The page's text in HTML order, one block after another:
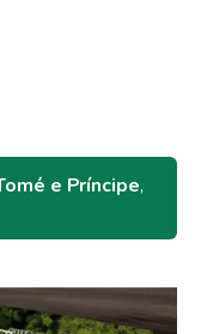
e Príncipe,